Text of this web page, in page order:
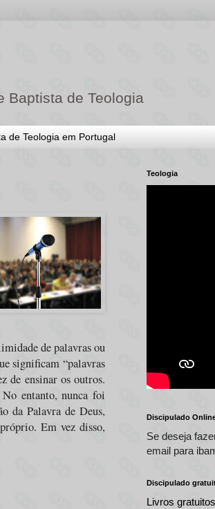
Baptista de Teologia
de Teologia em Portugal
de palavras ou
significam “palavras
de ensinar os outros.
No entanto, nunca foi
da Palavra de Deus,
Em vez disso,
Teologia
Discipulado
Se deseja
email para
Discipulado
Livros